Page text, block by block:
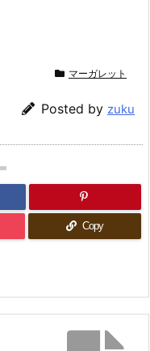
マーガレット
Posted by zuku
Copy